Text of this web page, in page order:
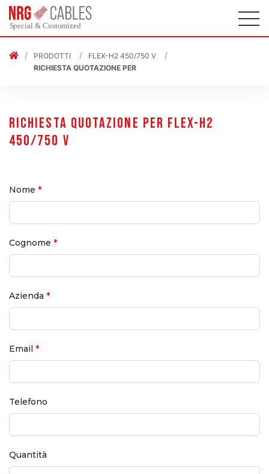
PRODOTTI
FLEX-H2 450/750 V
RICHIESTA QUOTAZIONE PER
RICHIESTA QUOTAZIONE PER FLEX-H2
450/750 V
Nome *
Cognome *
Azienda *
Email *
Telefono
Quantità